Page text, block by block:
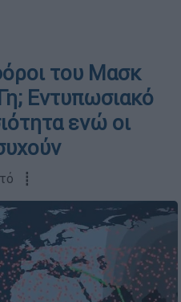
του Μασκ
Εντυπωσιακό
ενώ οι
┋